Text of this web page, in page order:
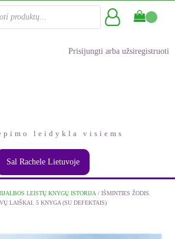
Prisijungti arba užsiregistruoti
leidykla visiems
Sal Rachele Lietuvoje
LEISTŲ KNYGŲ ISTORIJA / IŠMINTIES ŽODIS.
LAIŠKAI. 5 KNYGA (SU DEFEKTAIS)